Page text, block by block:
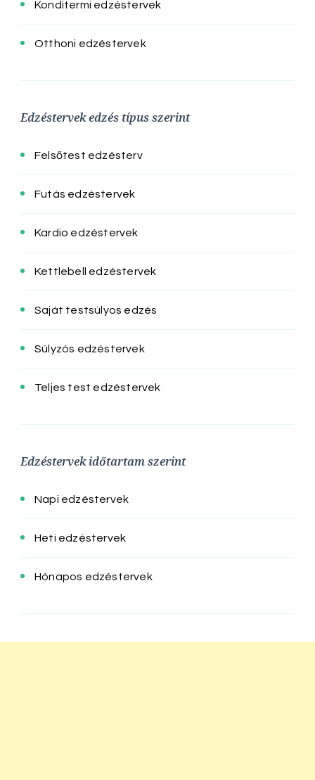
Konditermi edzéstervek
Otthoni edzéstervek
Edzéstervek edzés típus szerint
Felsőtest edzésterv
Futás edzéstervek
Kardio edzéstervek
Kettlebell edzéstervek
Saját testsúlyos edzés
Súlyzós edzéstervek
Teljes test edzéstervek
Edzéstervek időtartam szerint
Napi edzéstervek
Heti edzéstervek
Hónapos edzéstervek